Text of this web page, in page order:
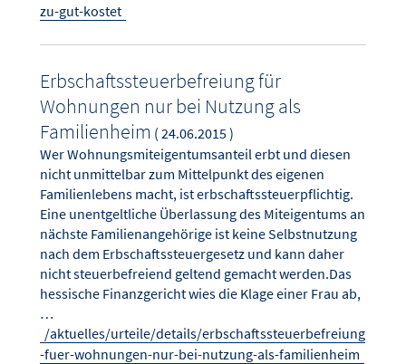
zu-gut-kostet
Erbschaftssteuerbefreiung für
Wohnungen nur bei Nutzung als
Familienheim ( 24.06.2015 )
Wer Wohnungsmiteigentumsanteil erbt und diesen
nicht unmittelbar zum Mittelpunkt des eigenen
Familienlebens macht, ist erbschaftssteuerpflichtig.
Eine unentgeltliche Überlassung des Miteigentums an
nächste Familienangehörige ist keine Selbstnutzung
nach dem Erbschaftssteuergesetz und kann daher
nicht steuerbefreiend geltend gemacht werden.Das
hessische Finanzgericht wies die Klage einer Frau ab,
…
/aktuelles/urteile/details/erbschaftssteuerbefreiung
-fuer-wohnungen-nur-bei-nutzung-als-familienheim